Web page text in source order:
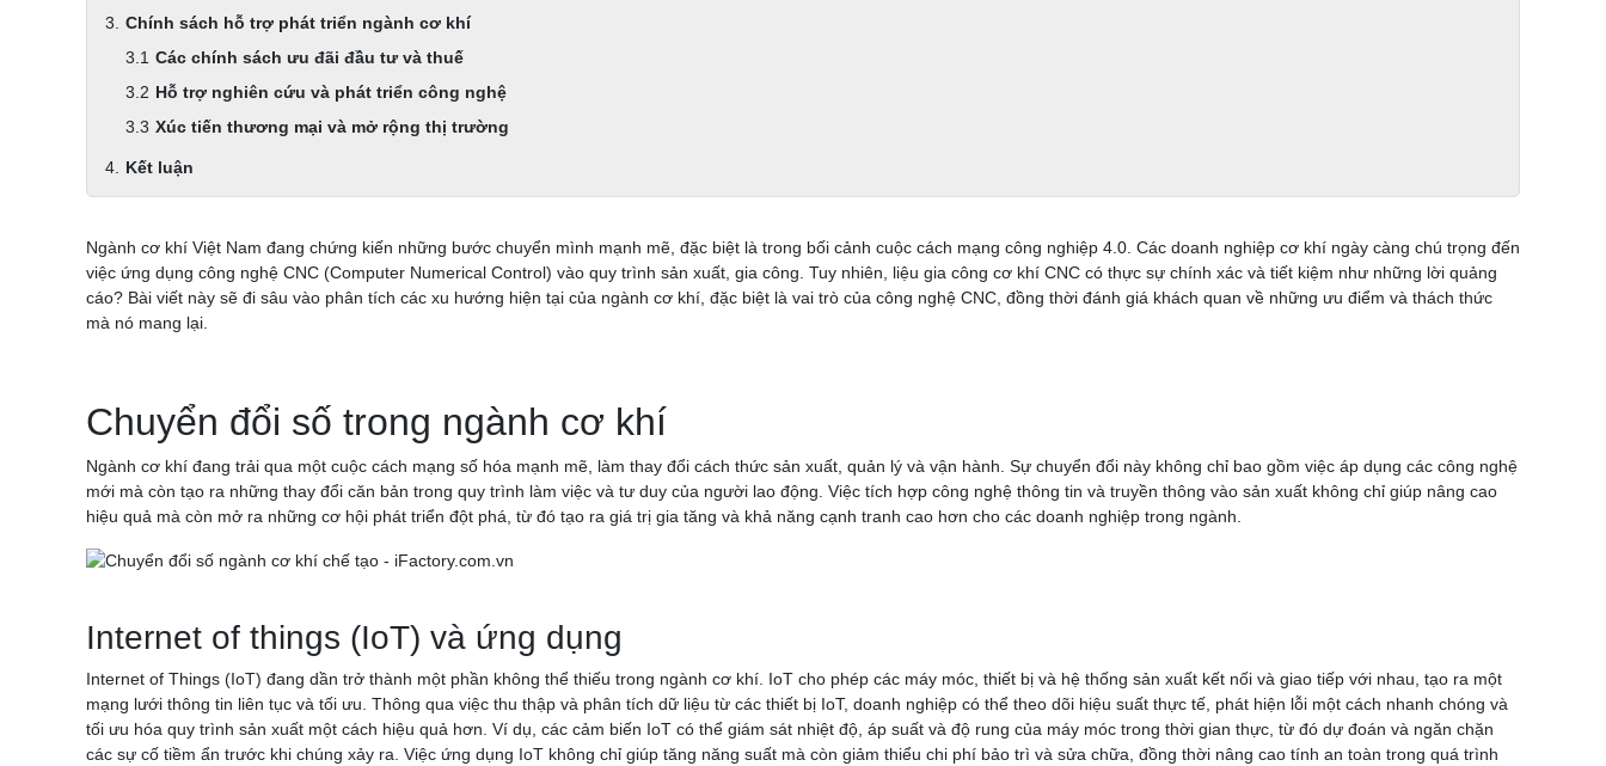
Chính sách hỗ trợ phát triển ngành cơ khí
Các chính sách ưu đãi đầu tư và thuế
Hỗ trợ nghiên cứu và phát triển công nghệ
Xúc tiến thương mại và mở rộng thị trường
Kết luận
Ngành cơ khí Việt Nam đang chứng kiến những bước chuyển mình mạnh mẽ, đặc biệt là trong bối cảnh cuộc cách mạng công nghiệp 4.0. Các doanh nghiệp cơ khí ngày càng chú trọng đến
việc ứng dụng công nghệ CNC (Computer Numerical Control) vào quy trình sản xuất, gia công. Tuy nhiên, liệu gia công cơ khí CNC có thực sự chính xác và tiết kiệm như những lời quảng
cáo? Bài viết này sẽ đi sâu vào phân tích các xu hướng hiện tại của ngành cơ khí, đặc biệt là vai trò của công nghệ CNC, đồng thời đánh giá khách quan về những ưu điểm và thách thức
mà nó mang lại.
Chuyển đổi số trong ngành cơ khí
Ngành cơ khí đang trải qua một cuộc cách mạng số hóa mạnh mẽ, làm thay đổi cách thức sản xuất, quản lý và vận hành. Sự chuyển đổi này không chỉ bao gồm việc áp dụng các công nghệ
mới mà còn tạo ra những thay đổi căn bản trong quy trình làm việc và tư duy của người lao động. Việc tích hợp công nghệ thông tin và truyền thông vào sản xuất không chỉ giúp nâng cao
hiệu quả mà còn mở ra những cơ hội phát triển đột phá, từ đó tạo ra giá trị gia tăng và khả năng cạnh tranh cao hơn cho các doanh nghiệp trong ngành.
Internet of things (IoT) và ứng dụng
Internet of Things (IoT) đang dần trở thành một phần không thể thiếu trong ngành cơ khí. IoT cho phép các máy móc, thiết bị và hệ thống sản xuất kết nối và giao tiếp với nhau, tạo ra một
mạng lưới thông tin liên tục và tối ưu. Thông qua việc thu thập và phân tích dữ liệu từ các thiết bị IoT, doanh nghiệp có thể theo dõi hiệu suất thực tế, phát hiện lỗi một cách nhanh chóng và
tối ưu hóa quy trình sản xuất một cách hiệu quả hơn. Ví dụ, các cảm biến IoT có thể giám sát nhiệt độ, áp suất và độ rung của máy móc trong thời gian thực, từ đó dự đoán và ngăn chặn
các sự cố tiềm ẩn trước khi chúng xảy ra. Việc ứng dụng IoT không chỉ giúp tăng năng suất mà còn giảm thiểu chi phí bảo trì và sửa chữa, đồng thời nâng cao tính an toàn trong quá trình